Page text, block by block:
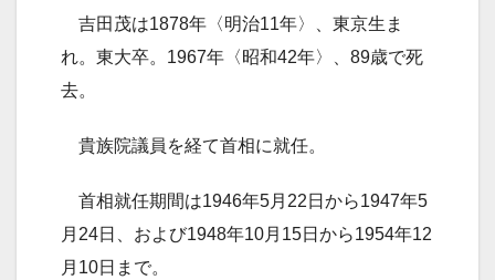
吉田茂は1878年〈明治11年〉、東京生ま
れ。東大卒。1967年〈昭和42年〉、89歳で死
去。
貴族院議員を経て首相に就任。
首相就任期間は1946年5月22日から1947年5
月24日、および1948年10月15日から1954年12
月10日まで。